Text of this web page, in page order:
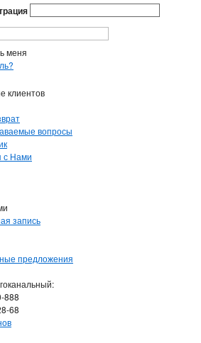
меня
клиентов
вопросы
с Нами
запись
предложения
888
68